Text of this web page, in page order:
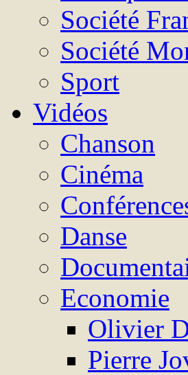
Société
Société
Sport
Vidéos
Chanson
Cinéma
Danse
Economie
Olivier
Pierre